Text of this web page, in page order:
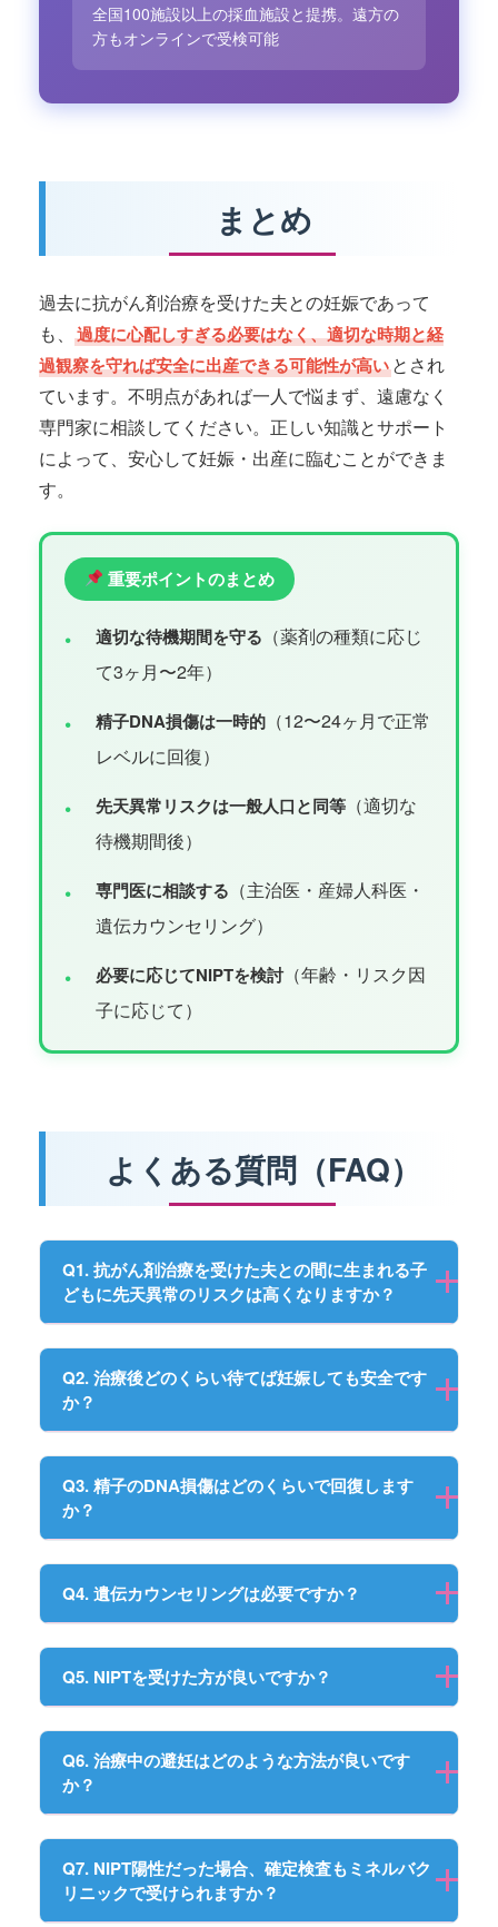
全国100施設以上の採血施設と提携。遠方の
方もオンラインで受検可能
まとめ
過去に抗がん剤治療を受けた夫との妊娠であって
も、
過度に心配しすぎる必要はなく、適切な時期と経
過観察を守れば安全に出産できる可能性が高いとされ
ています。不明点があれば一人で悩まず、遠慮なく
専門家に相談してください。正しい知識とサポート
によって、安心して妊娠・出産に臨むことができま
す。
重要ポイントのまとめ
• 適切な待機期間を守る （薬剤の種類に応じ
て3ヶ月〜2年）
• 精子DNA損傷は一時的 （12〜24ヶ月で正常
レベルに回復）
• 先天異常リスクは一般人口と同等 （適切な
待機期間後）
• 専門医に相談する （主治医・産婦人科医・
遺伝カウンセリング）
• 必要に応じてNIPTを検討（年齢・リスク因
子に応じて）
よくある質問（FAQ）
Q1. 抗がん剤治療を受けた夫との間に生まれる子
どもに先天異常のリスクは高くなりますか？
Q2. 治療後どのくらい待てば妊娠しても安全です
か？
Q3. 精子のDNA損傷はどのくらいで回復します
か？
Q4. 遺伝カウンセリングは必要ですか？
Q5. NIPTを受けた方が良いですか？
Q6. 治療中の避妊はどのような方法が良いです
か？
Q7. NIPT陽性だった場合、確定検査もミネルバク
リニックで受けられますか？